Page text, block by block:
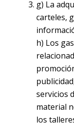
g) La
carteles,
h) Los
servicios
material
los